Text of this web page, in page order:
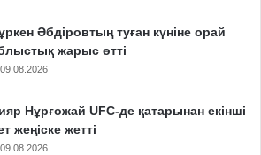
Әбдіровтың туған күніне орай
жарыс өтті
09.08.2026
Нұрғожай UFC-де қатарынан екінші
жеңіске жетті
09.08.2026